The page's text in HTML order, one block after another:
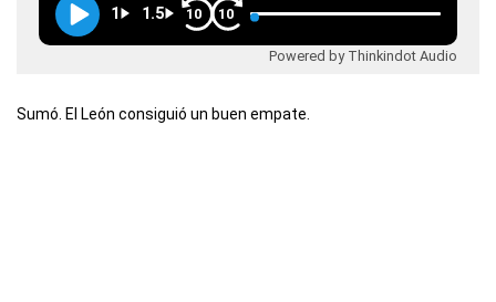
1 1.5 10 10
Powered by Thinkindot Audio
Sumó. El León consiguió un buen empate.